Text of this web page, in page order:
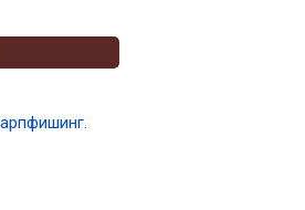
.